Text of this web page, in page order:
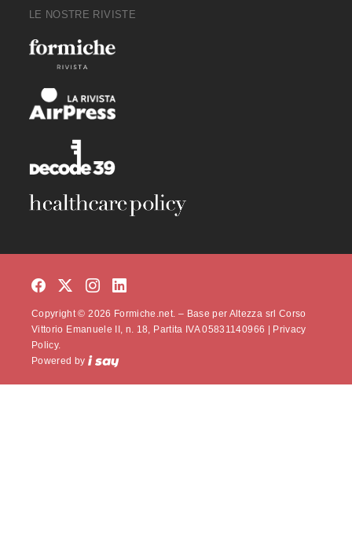
LE NOSTRE RIVISTE
Copyright © 2026 Formiche.net. – Base per Altezza srl Corso
Vittorio Emanuele II, n. 18, Partita IVA 05831140966 |
Privacy
Policy.
Powered by